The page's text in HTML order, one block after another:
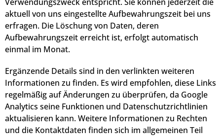
aktuell von uns eingestellte Aufbewahrungszeit bei uns
erfragen. Die Löschung von Daten, deren
Aufbewahrungszeit erreicht ist, erfolgt automatisch
einmal im Monat.
Ergänzende Details sind in den verlinkten weiteren
Informationen zu finden. Es wird empfohlen, diese Links
regelmäßig auf Änderungen zu überprüfen, da Google
Analytics seine Funktionen und Datenschutzrichtlinien
aktualisieren kann. Weitere Informationen zu Rechten
und die Kontaktdaten finden sich im allgemeinen Teil